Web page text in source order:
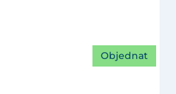
Objednat